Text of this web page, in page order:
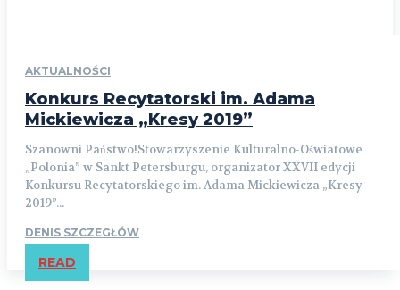
AKTUALNOŚCI
Konkurs Recytatorski im. Adama
Mickiewicza „Kresy 2019”
Szanowni Państwo!Stowarzyszenie Kulturalno-Oświatowe
„Polonia” w Sankt Petersburgu, organizator XXVII edycji
Konkursu Recytatorskiego im. Adama Mickiewicza „Kresy
2019”...
DENIS SZCZEGŁÓW
READ